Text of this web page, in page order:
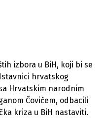
izbora u BiH, koji bi se
hrvatskog
Hrvatskim narodnim
Čovićem, odbacili
kriza u BiH nastaviti.